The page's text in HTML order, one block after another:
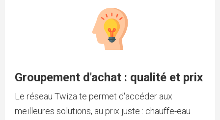
Groupement d'achat : qualité et prix
Le réseau Twiza te permet d'accéder aux
meilleures solutions, au prix juste : chauffe-eau